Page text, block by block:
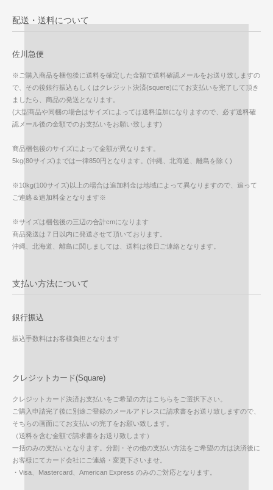
配送・送料について
佐川急便
※ご購入商品を梱包後に送料を確定した金額で送料確認メールをお送り致しますの
で、その後銀行振込もしくはクレジット決済(squere)にてお支払いを完了して頂き
ましたら、商品の発送となります。
(大型商品や同梱の場合はサイズによっては送料追加になりますので、必ず送料確
認メール後の金額でのお支払いをお願い致します)
商品梱包後のサイズによって金額が異なります。
5kg(80サイズ)までは一律850円となります。(沖縄、北海道、離島を除く)
※10kg(100サイズ)以上の場合は追加料金は地域によって異なりますので、追って
ご連絡＆追加料金となります※
※サイズは梱包後の三辺の合計cmになります
商品発送は７日以内に発送させて頂いております。
沖縄、北海道、離島に関しましては、送料は後日ご連絡となります。
支払い方法について
銀行振込
振込手数料はお客様負担となります
クレジットカード(Square)
クレジットカード決済お支払いをご希望の方はこちらをご選択下さい。
ご購入申請完了後に別途ご登録のメールアドレスに請求書をお送り致しますので、
そちらの画面にてお支払いの完了をお願い致します。
（送料を含む金額で請求書をお送り致します）
一括のみの支払いとなります。分割・その他の支払い方法をご希望の方は決済後に
お客様にてカード会社にご連絡・変更下さいませ。
・Visa、Mastercard、American Express のみのご対応となります。